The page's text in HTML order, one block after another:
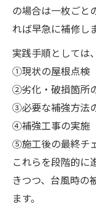
の場合は一枚ごと
れば早急に補修し
実践手順としては
①現状の屋根点検
②劣化・破損箇所
③必要な補強方法
④補強工事の実施
⑤施工後の最終チ
これらを段階的に
きつつ、台風時の
ます。